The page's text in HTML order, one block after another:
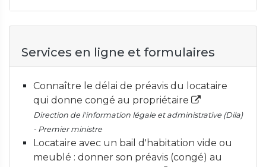
Services en ligne et formulaires
Connaître le délai de préavis du locataire
qui donne congé au propriétaire
Direction de l'information légale et administrative (Dila)
- Premier ministre
Locataire avec un bail d'habitation vide ou
meublé : donner son préavis (congé) au